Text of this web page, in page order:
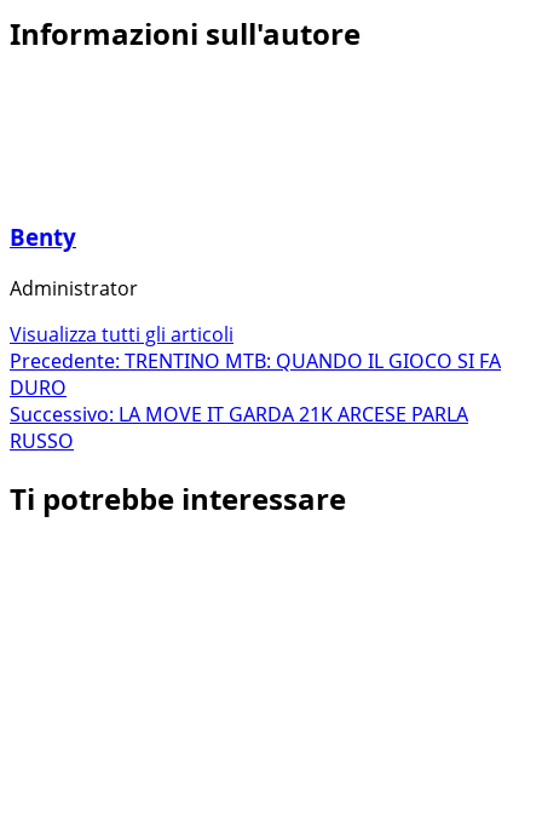
Informazioni sull'autore
Benty
Administrator
Visualizza tutti gli articoli
Navigazione
articolo
Precedente: TRENTINO MTB: QUANDO IL GIOCO SI FA
DURO
Successivo: LA MOVE IT GARDA 21K ARCESE PARLA
RUSSO
Ti potrebbe interessare